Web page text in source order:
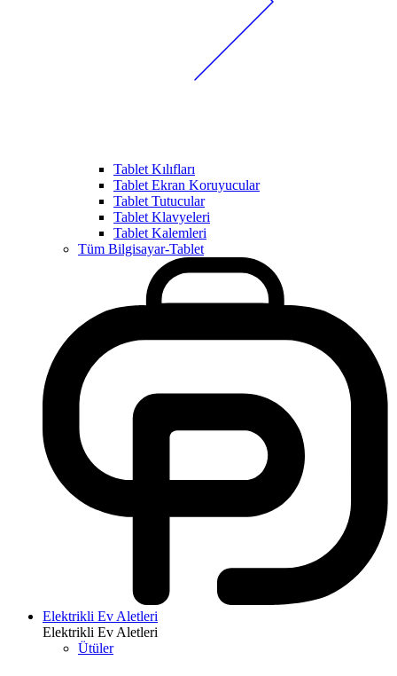
Tablet Kılıfları
Tablet Ekran Koruyucular
Tablet Tutucular
Tablet Klavyeleri
Tablet Kalemleri
Tüm Bilgisayar-Tablet
Elektrikli Ev Aletleri
Elektrikli Ev Aletleri
Ütüler